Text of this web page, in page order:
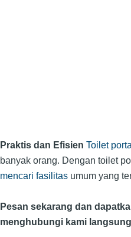
Praktis dan Efisien Toilet
banyak orang. Dengan toilet
mencari fasilitasumum yang
Pesan sekarang dan
menghubungi kami